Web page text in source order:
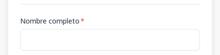
Nombre completo*